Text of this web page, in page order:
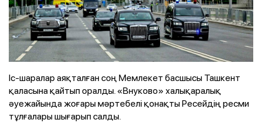
Іс-шаралар аяқталған соң Мемлекет басшысы Ташкент
қаласына қайтып оралды. «Внуково» халықаралық
әуежайында жоғары мәртебелі қонақты Ресейдің ресми
тұлғалары шығарып салды.